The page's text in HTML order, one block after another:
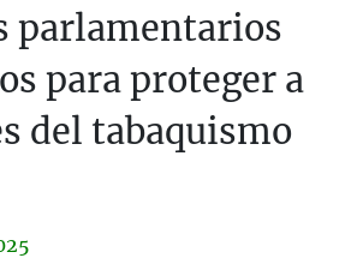
parlamentarios
para proteger a
del tabaquismo